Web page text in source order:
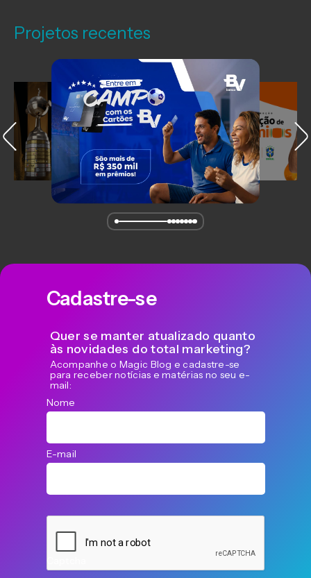
Cadastre-se
Quer se manter atualizado quanto
às novidades do total marketing?
Acompanhe o Magic Blog e cadastre-se
para receber notícias e matérias no seu e-
mail:
Nome
E-mail
Projetos recentes